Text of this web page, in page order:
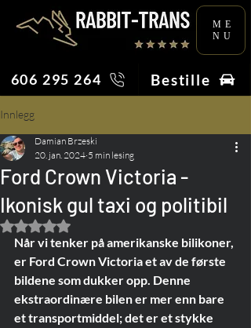
ME
NU
606 295 264 Bestille
Innlegg
Ford Crown Victoria -
Ikonisk gul taxi og politibil
Damian Brzeski
20. jan. 2024 5 min lesing
Gitt NaN av 5 stjerner.
Når vi tenker på amerikanske bilikoner,
er Ford Crown Victoria et av de første
bildene som dukker opp. Denne
ekstraordinære bilen er mer enn bare
et transportmiddel; det er et stykke